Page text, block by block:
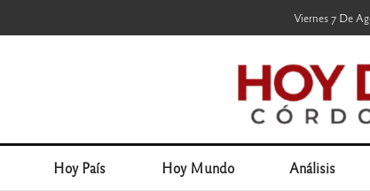
Viernes 7 De
Hoy País Hoy Mundo Análisis